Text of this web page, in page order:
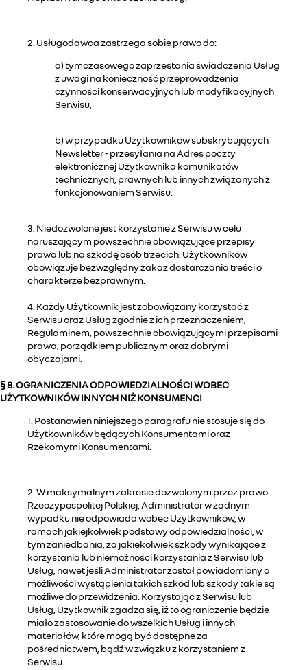
2. Usługodawca zastrzega sobie prawo do:
a) tymczasowego zaprzestania świadczenia Usług
z uwagi na konieczność przeprowadzenia
czynności konserwacyjnych lub modyfikacyjnych
Serwisu,
b) w przypadku Użytkowników subskrybujących
Newsletter - przesyłania na Adres poczty
elektronicznej Użytkownika komunikatów
technicznych, prawnych lub innych związanych z
funkcjonowaniem Serwisu.
3. Niedozwolone jest korzystanie z Serwisu w celu
naruszającym powszechnie obowiązujące przepisy
prawa lub na szkodę osób trzecich. Użytkowników
obowiązuje bezwzględny zakaz dostarczania treści o
charakterze bezprawnym.
4. Każdy Użytkownik jest zobowiązany korzystać z
Serwisu oraz Usług zgodnie z ich przeznaczeniem,
Regulaminem, powszechnie obowiązującymi przepisami
prawa, porządkiem publicznym oraz dobrymi
obyczajami.
§ 8. OGRANICZENIA ODPOWIEDZIALNOŚCI WOBEC
UŻYTKOWNIKÓW INNYCH NIŻ KONSUMENCI
1. Postanowień niniejszego paragrafu nie stosuje się do
Użytkowników będących Konsumentami oraz
Rzekomymi Konsumentami.
2. W maksymalnym zakresie dozwolonym przez prawo
Rzeczypospolitej Polskiej, Administrator w żadnym
wypadku nie odpowiada wobec Użytkowników, w
ramach jakiejkolwiek podstawy odpowiedzialności, w
tym zaniedbania, za jakiekolwiek szkody wynikające z
korzystania lub niemożności korzystania z Serwisu lub
Usług, nawet jeśli Administrator został powiadomiony o
możliwości wystąpienia takich szkód lub szkody takie są
możliwe do przewidzenia. Korzystając z Serwisu lub
Usług, Użytkownik zgadza się, iż to ograniczenie będzie
miało zastosowanie do wszelkich Usług i innych
materiałów, które mogą być dostępne za
pośrednictwem, bądź w związku z korzystaniem z
Serwisu.